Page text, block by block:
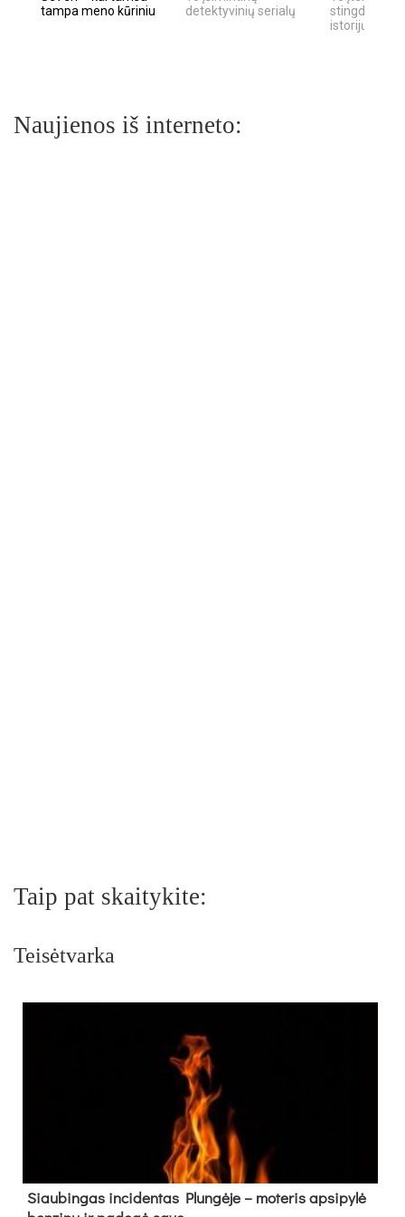
tampa meno kūriniu
detektyvinių serialų
stingdančių
istorijų
Naujienos iš interneto:
Taip pat skaitykite:
Teisėtvarka
Siau­bin­gas in­ci­den­tas Plun­gė­je – mo­te­ris ap­si­py­lė